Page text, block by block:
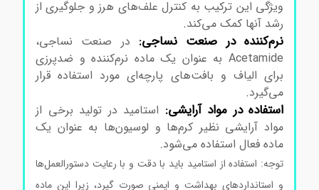
ویژگی این ترکیب به کنترل علف‌های هرز و جلوگیری از
رشد آنها کمک می‌کند.
نرم‌کننده در صنعت نساجی:در صنعت نساجی،
Acetamide به عنوان یک ماده نرم‌کننده و ضدپرزی
برای الیاف و بافت‌های پارچه‌ای مورد استفاده قرار
می‌گیرد.
استفاده در مواد آرایشی:استامید در تولید برخی از
مواد آرایشی نظیر کرم‌ها و لوسیون‌ها به عنوان یک
ماده فعال استفاده می‌شود.
توجه: استفاده از استامید باید با دقت و با رعایت دستورالعمل‌ها
و استانداردهای بهداشت و ایمنی صورت گیرد، زیرا این ماده